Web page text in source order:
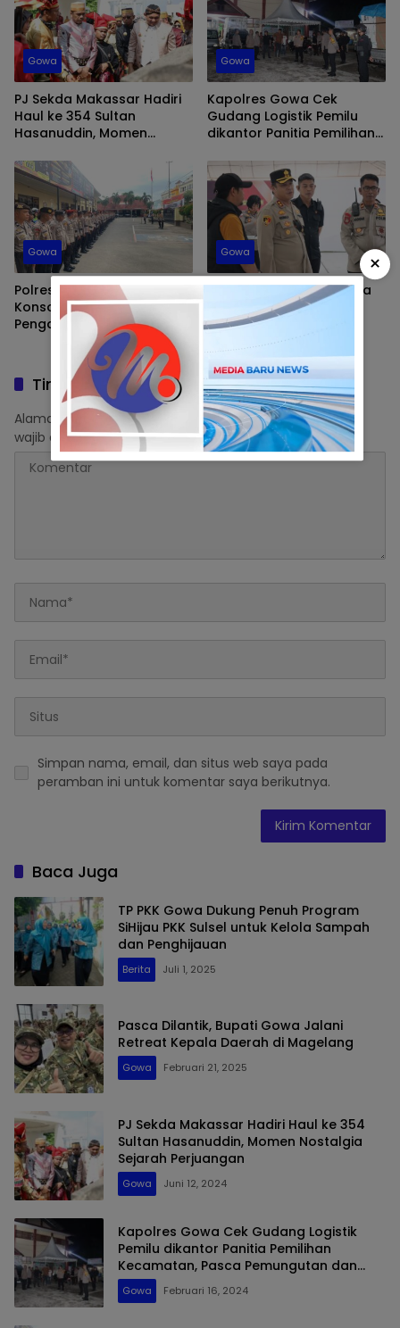
Gowa
PJ Sekda Makassar Hadiri
Haul ke 354 Sultan
Hasanuddin, Momen
Perjuangan
Gowa
Kapolres Gowa Cek
Gudang Logistik Pemilu
dikantor Panitia Pemilihan
Pemungutan dan
Penghitungan Suara
Gowa
Polres Gowa Gelar Apel
Konsolidasi, Pasca
Pengamanan Pungut dan
Hitung Suara Pemilu 2024
Gowa
Kapolres Gowa Bersama
PJU Melaksanakan
Kunjungan ke PPK
Tinggalkan Balasan
Alamat email Anda tidak akan dipublikasikan. Ruas yang
wajib ditandai*
Simpan nama, email, dan situs web saya pada
peramban ini untuk komentar saya berikutnya.
Baca Juga
TP PKK Gowa Dukung Penuh Program
SiHijau PKK Sulsel untuk Kelola Sampah
dan Penghijauan
Berita Juli 1, 2025
Pasca Dilantik, Bupati Gowa Jalani
Retreat Kepala Daerah di Magelang
Gowa Februari 21, 2025
PJ Sekda Makassar Hadiri Haul ke 354
Sultan Hasanuddin, Momen Nostalgia
Sejarah Perjuangan
Gowa Juni 12, 2024
Kapolres Gowa Cek Gudang Logistik
Pemilu dikantor Panitia Pemilihan
Kecamatan, Pasca Pemungutan dan
Penghitungan Suara
Gowa Februari 16, 2024
×